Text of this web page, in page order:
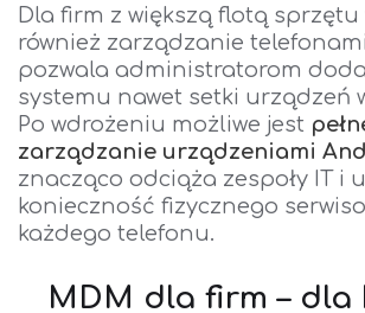
Dla firm z większą flotą sprzętu
również zarządzanie
pozwala administratorom
systemu nawet setki urządzeń
Po wdrożeniu możliwe jest
zarządzanie urządzeniami
znacząco odciąża zespoły IT i
konieczność fizycznego
każdego telefonu.
MDM dla firm – dla